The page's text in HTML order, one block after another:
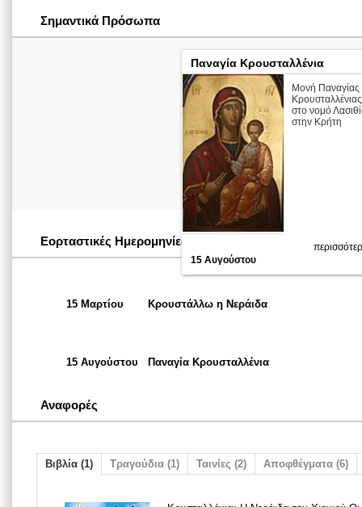
Σημαντικά Πρόσωπα
Παναγία Κρουσταλλένια
Mονή Παναγίας
Κρουσταλλένιας
στο νομό
στην Κρήτη
15 Αυγούστου
Εορταστικές Ημερομηνίες
15 Μαρτίου Κρουστάλλω η Νεράιδα
15 Αυγούστου Παναγία Κρουσταλλένια
Αναφορές
Βιβλία (1) Τραγούδια (1) Ταινίες (2) Αποφθέγματα (6)